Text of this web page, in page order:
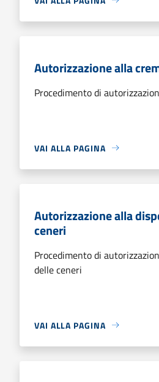
Autorizzazione alla
Procedimento di
VAI ALLA PAGINA
Autorizzazione alla
ceneri
Procedimento di
delle ceneri
VAI ALLA PAGINA